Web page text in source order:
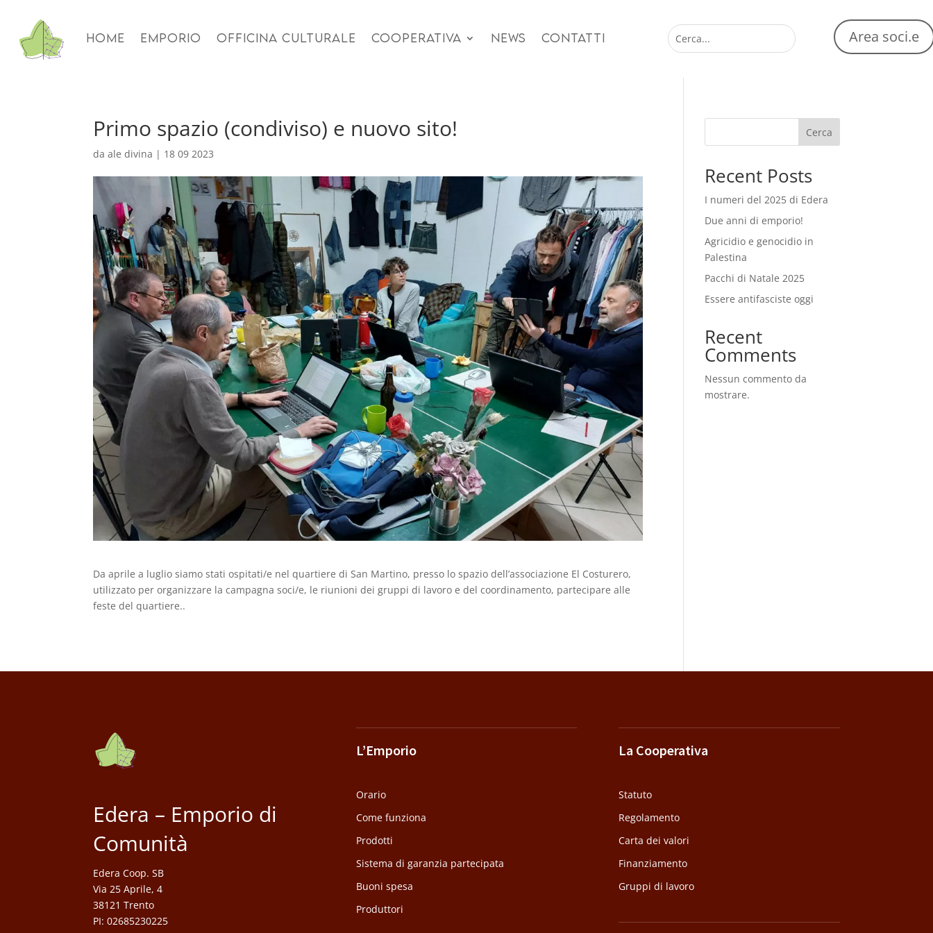
HOME EMPORIO OFFICINA CULTURALE COOPERATIVA NEWS CONTATTI Area soci.e
Primo spazio (condiviso) e nuovo sito!
daale divina | 18 09 2023
Da aprile a luglio siamo stati ospitati/e nel quartiere di San Martino, presso lo spazio dell’associazione El Costurero,
utilizzato per organizzare la campagna soci/e, le riunioni dei gruppi di lavoro e del coordinamento, partecipare alle
feste del quartiere..
Cerca
Recent Posts
I numeri del 2025 di Edera
Due anni di emporio!
Agricidio e genocidio in
Palestina
Pacchi di Natale 2025
Essere antifasciste oggi
Recent
Comments
Nessun commento da
mostrare.
Edera – Emporio di
Comunità
Edera Coop. SB
Via 25 Aprile, 4
38121 Trento
PI: 02685230225
L’Emporio
Orario
Come funziona
Prodotti
Sistema di garanzia partecipata
Buoni spesa
Produttori
La Cooperativa
Statuto
Regolamento
Carta dei valori
Finanziamento
Gruppi di lavoro